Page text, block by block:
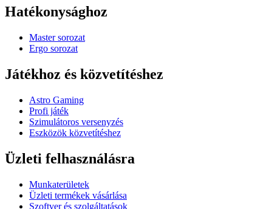
Hatékonysághoz
Master sorozat
Ergo sorozat
Játékhoz és közvetítéshez
Astro Gaming
Profi játék
Szimulátoros versenyzés
Eszközök közvetítéshez
Üzleti felhasználásra
Munkaterületek
Üzleti termékek vásárlása
Szoftver és szolgáltatások